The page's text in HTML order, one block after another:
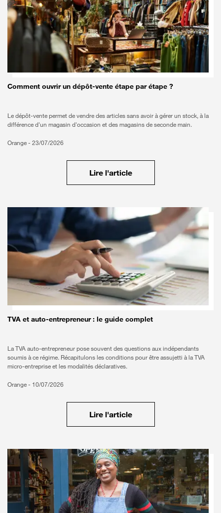
Comment ouvrir un dépôt-vente étape par étape ?
Le dépôt-vente permet de vendre des articles sans avoir à gérer un stock, à la
différence d'un magasin d'occasion et des magasins de seconde main.
Orange - 23/07/2026
Lire l'article
TVA et auto-entrepreneur : le guide complet
La TVA auto-entrepreneur pose souvent des questions aux indépendants
soumis à ce régime. Récapitulons les conditions pour être assujetti à la TVA
micro-entreprise et les modalités déclaratives.
Orange - 10/07/2026
Lire l'article